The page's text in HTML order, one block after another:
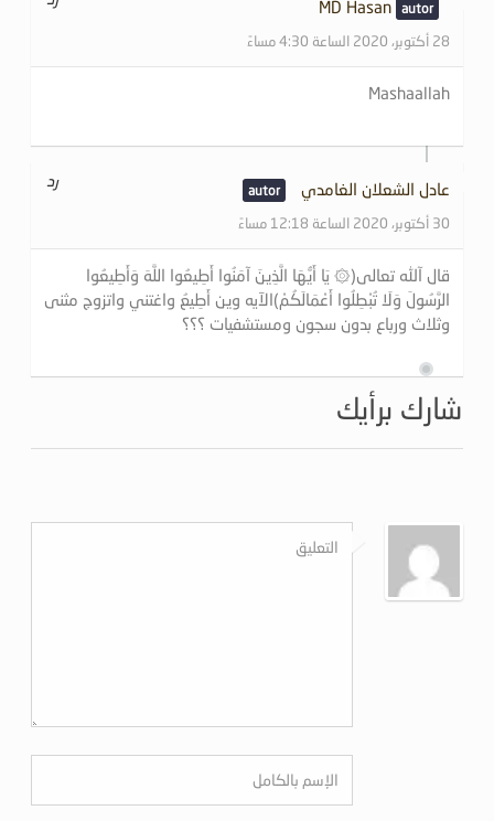
MD Hasan
28 أكتوبر، 2020 الساعة 4:30 مساءً
Mashaallah
عادل الشعلان الغامدي
30 أكتوبر، 2020 الساعة 12:18 مساءً
رد
قال آلله تعالى(۞ يَا أَيُّهَا الَّذِينَ آمَنُوا أَطِيعُوا اللَّهَ وَأَطِيعُوا
الرَّسُولَ وَلَا تُبْطِلُوا أَعْمَالَكُمْ)الآيه وين أَطِيعُ واغتني واتزوج مثنى
وثلاث ورباع بدون سجون ومستشفيات ؟؟؟
شارك برأيك